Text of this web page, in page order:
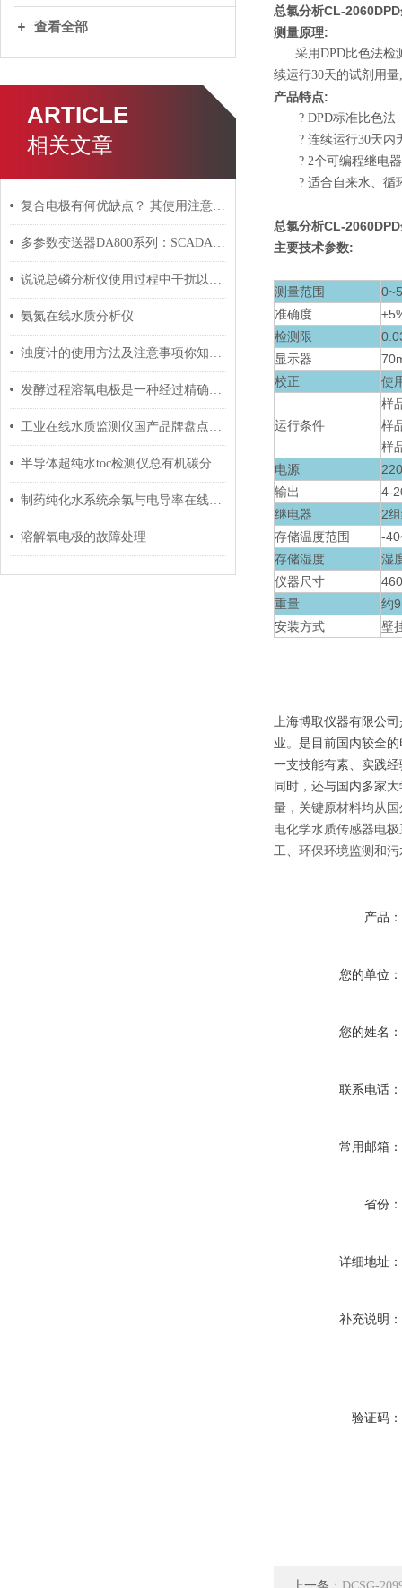
查看全部
ARTICLE
相关文章
复合电极有何优缺点？ 其使用注意事项是什么？
多参数变送器DA800系列：SCADA集成与数据采集实操指南
说说总磷分析仪使用过程中干扰以及干扰消除方法
氨氮在线水质分析仪
浊度计的使用方法及注意事项你知道么
发酵过程溶氧电极是一种经过精确设计的电极
工业在线水质监测仪国产品牌盘点：谁才是真正的性价比之选？
半导体超纯水toc检测仪总有机碳分析仪故障排查与维护指南
制药纯化水系统余氯与电导率在线监测：传感器校准维护攻略
溶解氧电极的故障处理
总氯分析CL-2060DPD
测量原理:
采用DPD比色法检
续运行30天的试剂用
产品特点:
? DPD标准比色法
? 连续运行30天内
? 2个可编程继电
? 适合 自来水、 循
总氯分析CL-2060DPD
主要技术参数:
测量范围
准确度
±
检测限
显示器
校正
使
运行条件
样
样
样
电源
输出
4-
继电器
2
存储温度范围
-
存储湿度
湿
仪器尺寸
重量
约
安装方式
壁
上海博取仪器有限公
业。是目前国内较全
一支技能有素、实践
同时，还与国内多家
量，关键原材料均从
电化学水质传感器电
工、环保环境监测和
产品：
您的单位：
您的姓名：
联系电话：
常用邮箱：
省份：
详细地址：
补充说明：
验证码：